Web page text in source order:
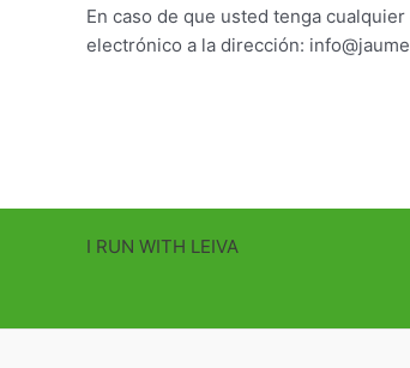
En caso de que usted tenga
electrónico a la dirección:
I RUN WITH LEIVA